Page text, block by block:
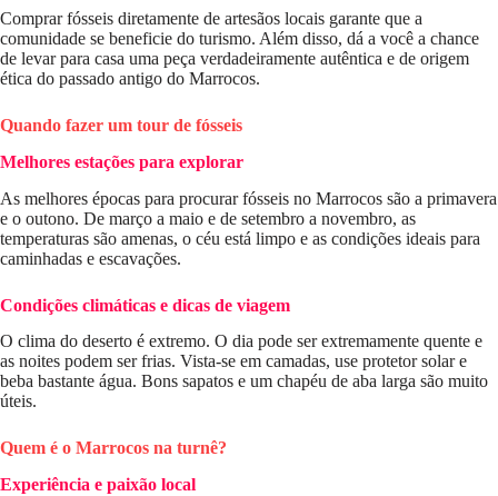
Comprar fósseis diretamente de artesãos locais garante que a
comunidade se beneficie do turismo. Além disso, dá a você a chance
de levar para casa uma peça verdadeiramente autêntica e de origem
ética do passado antigo do Marrocos.
Quando fazer um tour de fósseis
Melhores estações para explorar
As melhores épocas para procurar fósseis no Marrocos são a primavera
e o outono. De março a maio e de setembro a novembro, as
temperaturas são amenas, o céu está limpo e as condições ideais para
caminhadas e escavações.
Condições climáticas e dicas de viagem
O clima do deserto é extremo. O dia pode ser extremamente quente e
as noites podem ser frias. Vista-se em camadas, use protetor solar e
beba bastante água. Bons sapatos e um chapéu de aba larga são muito
úteis.
Quem é o Marrocos na turnê?
Experiência e paixão local